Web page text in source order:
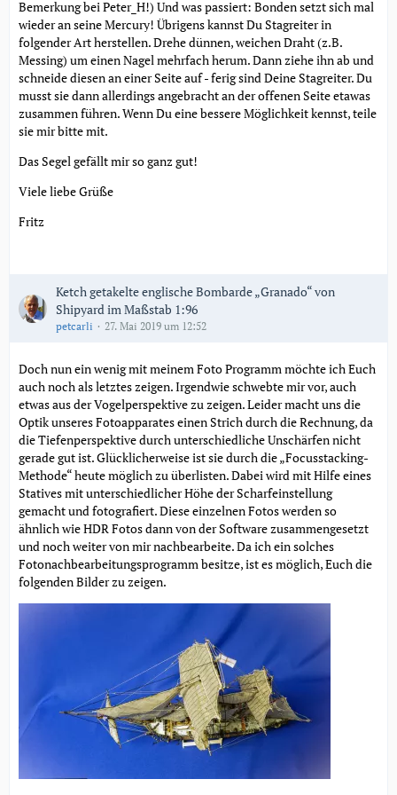
Bemerkung bei Peter_H!) Und was passiert: Bonden setzt sich mal
wieder an seine Mercury! Übrigens kannst Du Stagreiter in
folgender Art herstellen. Drehe dünnen, weichen Draht (z.B.
Messing) um einen Nagel mehrfach herum. Dann ziehe ihn ab und
schneide diesen an einer Seite auf - ferig sind Deine Stagreiter. Du
musst sie dann allerdings angebracht an der offenen Seite etawas
zusammen führen. Wenn Du eine bessere Möglichkeit kennst, teile
sie mir bitte mit.
Das Segel gefällt mir so ganz gut!
Viele liebe Grüße
Fritz
Ketch getakelte englische Bombarde „Granado“ von
Shipyard im Maßstab 1:96
petcarli 27. Mai 2019 um 12:52
Doch nun ein wenig mit meinem Foto Programm möchte ich Euch
auch noch als letztes zeigen. Irgendwie schwebte mir vor, auch
etwas aus der Vogelperspektive zu zeigen. Leider macht uns die
Optik unseres Fotoapparates einen Strich durch die Rechnung, da
die Tiefenperspektive durch unterschiedliche Unschärfen nicht
gerade gut ist. Glücklicherweise ist sie durch die „Focusstacking-
Methode“ heute möglich zu überlisten. Dabei wird mit Hilfe eines
Statives mit unterschiedlicher Höhe der Scharfeinstellung
gemacht und fotografiert. Diese einzelnen Fotos werden so
ähnlich wie HDR Fotos dann von der Software zusammengesetzt
und noch weiter von mir nachbearbeite. Da ich ein solches
Fotonachbearbeitungsprogramm besitze, ist es möglich, Euch die
folgenden Bilder zu zeigen.